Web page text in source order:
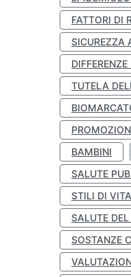
FATTORI DI
SICUREZZA
DIFFERENZE
TUTELA
BAMBINI
SALUTE
STILI DI VITA
SALUTE
SOSTANZE